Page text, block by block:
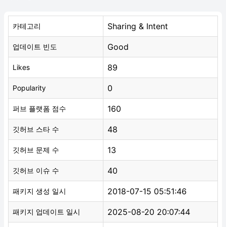
카테고리 Sharing & Intent
업데이트 빈도 Good
Likes 89
Popularity 0
퍼브 플랫폼 점수 160
깃허브 스타 수 48
깃허브 문제 수 13
깃허브 이슈 수 40
패키지 생성 일시 2018-07-15 05:51:46
패키지 업데이트 일시 2025-08-20 20:07:44